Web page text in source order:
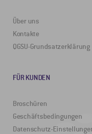
Über uns
Kontakte
QGSU-Grundsatzerklärung
FÜR KUNDEN
Broschüren
Geschäftsbedingungen
Datenschutz-